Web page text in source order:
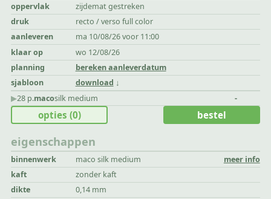
oppervlak
zijdemat gestreken
druk
recto / verso full color
aanleveren
ma 10/08/26 voor 11:00
klaar op
wo 12/08/26
planning
bereken aanleverdatum
sjabloon
download
▶︎28 p.macosilk medium -
eigenschappen
binnenwerk maco silk medium
meer info
kaft
zonder kaft
dikte
0,14 mm
opties (0) bestel